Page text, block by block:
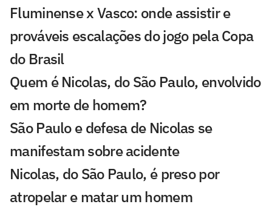
Fluminense x Vasco: onde assistir e
prováveis escalações do jogo pela Copa
do Brasil
Quem é Nicolas, do São Paulo, envolvido
em morte de homem?
São Paulo e defesa de Nicolas se
manifestam sobre acidente
Nicolas, do São Paulo, é preso por
atropelar e matar um homem